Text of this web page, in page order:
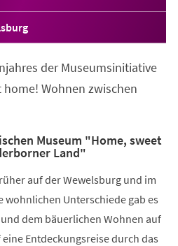
der Museumsinitiative
home! Wohnen zwischen
Museum "Home, sweet
Land"
auf der Wewelsburg und im
wohnlichen Unterschiede gab es
dem bäuerlichen Wohnen auf
Entdeckungsreise durch das